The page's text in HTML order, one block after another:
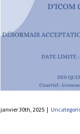
janvier 30th, 2025 |